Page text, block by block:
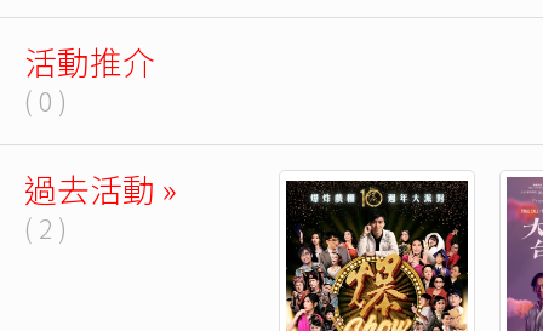
活動推介
( 0 )
過去活動 »
( 2 )